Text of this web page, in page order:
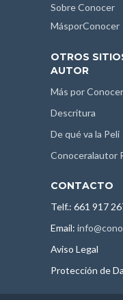
Sobre Conocer
MásporConocer
OTROS
AUTOR
Más por Conocer
Descritura
De qué va la Peli
Conoceralautor
CONTACTO
Telf.: 661 917
Email:
Aviso Legal
Protección de